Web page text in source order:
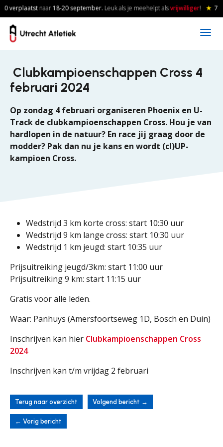
Skip to main content
verplaatstnaar18-20september. Leuk als je meehelpt alsvrijwilliger! ★ 7
Clubkampioenschappen Cross 4
februari 2024
Op zondag 4 februari organiseren Phoenix en U-
Track de clubkampioenschappen Cross. Hou je van
hardlopen in de natuur? En race jij graag door de
modder? Pak dan nu je kans en wordt (cl)UP-
kampioen Cross.
Wedstrijd 3 km korte cross: start 10:30 uur
Wedstrijd 9 km lange cross: start 10:30 uur
Wedstrijd 1 km jeugd: start 10:35 uur
Prijsuitreiking jeugd/3km: start 11:00 uur
Prijsuitreiking 9 km: start 11:15 uur
Gratis voor alle leden.
Waar: Panhuys (Amersfoortseweg 1D, Bosch en Duin)
Inschrijven kan hier Clubkampioenschappen Cross
2024
Inschrijven kan t/m vrijdag 2 februari
Terug naar overzicht Volgend bericht →
← Vorig bericht